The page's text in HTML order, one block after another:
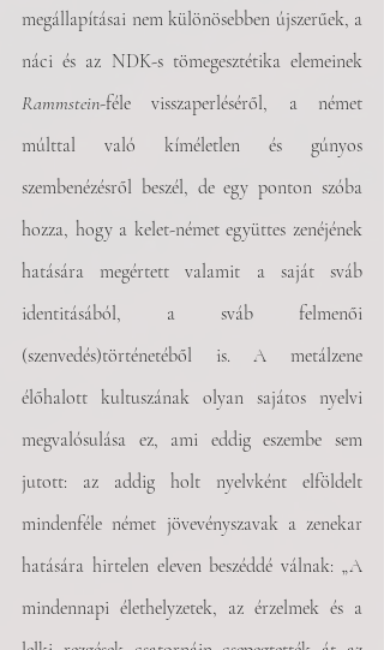
megállapításai nem különösebben újszerűek, a
Rammstein-féle visszaperléséről, a német
múlttal való kíméletlen és gúnyos
szembenézésről beszél, de egy ponton szóba
hozza, hogy a kelet-német együttes zenéjének
hatására megértett valamit a saját sváb
identitásából, a sváb felmenői
(szenvedés)történetéből is. A metálzene
élőhalott kultuszának olyan sajátos nyelvi
megvalósulása ez, ami eddig eszembe sem
jutott: az addig holt nyelvként elföldelt
mindenféle német jövevényszavak a zenekar
hatására hirtelen eleven beszéddé válnak: „A
mindennapi élethelyzetek, az érzelmek és a